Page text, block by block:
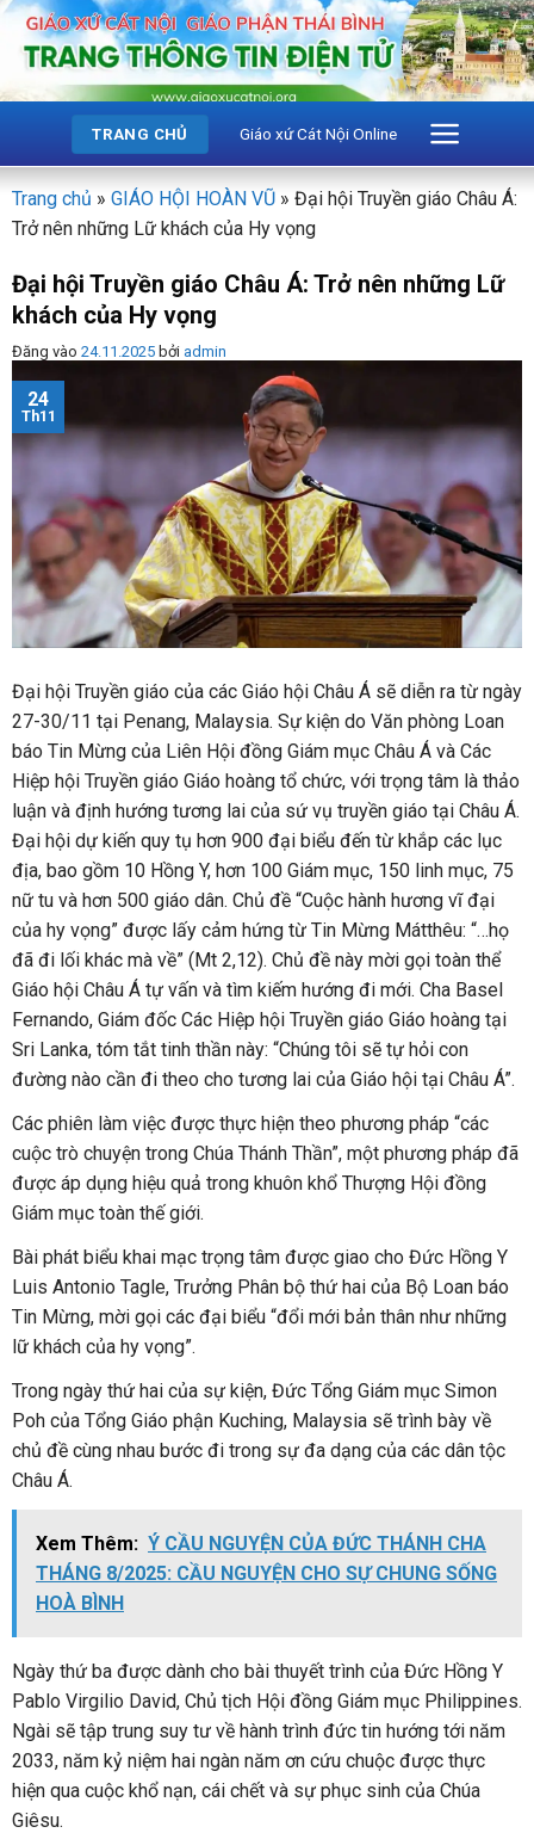
Bỏ
qua
dung
TRANG CHỦ Giáo xứ Cát Nội Online
Trang chủ » GIÁO HỘI HOÀN VŨ » Đại hội Truyền giáo Châu Á:
Trở nên những Lữ khách của Hy vọng
Đại hội Truyền giáo Châu Á: Trở nên những Lữ
khách của Hy vọng
Đăng vào 24.11.2025 bởi admin
24
Th11
Đại hội Truyền giáo của các Giáo hội Châu Á sẽ diễn ra từ ngày
27-30/11 tại Penang, Malaysia. Sự kiện do Văn phòng Loan
báo Tin Mừng của Liên Hội đồng Giám mục Châu Á và Các
Hiệp hội Truyền giáo Giáo hoàng tổ chức, với trọng tâm là thảo
luận và định hướng tương lai của sứ vụ truyền giáo tại Châu Á.
Đại hội dự kiến quy tụ hơn 900 đại biểu đến từ khắp các lục
địa, bao gồm 10 Hồng Y, hơn 100 Giám mục, 150 linh mục, 75
nữ tu và hơn 500 giáo dân. Chủ đề “Cuộc hành hương vĩ đại
của hy vọng” được lấy cảm hứng từ Tin Mừng Mátthêu: “…họ
đã đi lối khác mà về” (Mt 2,12). Chủ đề này mời gọi toàn thể
Giáo hội Châu Á tự vấn và tìm kiếm hướng đi mới. Cha Basel
Fernando, Giám đốc Các Hiệp hội Truyền giáo Giáo hoàng tại
Sri Lanka, tóm tắt tinh thần này: “Chúng tôi sẽ tự hỏi con
đường nào cần đi theo cho tương lai của Giáo hội tại Châu Á”.
Các phiên làm việc được thực hiện theo phương pháp “các
cuộc trò chuyện trong Chúa Thánh Thần”, một phương pháp đã
được áp dụng hiệu quả trong khuôn khổ Thượng Hội đồng
Giám mục toàn thế giới.
Bài phát biểu khai mạc trọng tâm được giao cho Đức Hồng Y
Luis Antonio Tagle, Trưởng Phân bộ thứ hai của Bộ Loan báo
Tin Mừng, mời gọi các đại biểu “đổi mới bản thân như những
lữ khách của hy vọng”.
Trong ngày thứ hai của sự kiện, Đức Tổng Giám mục Simon
Poh của Tổng Giáo phận Kuching, Malaysia sẽ trình bày về
chủ đề cùng nhau bước đi trong sự đa dạng của các dân tộc
Châu Á.
Xem Thêm: Ý CẦU NGUYỆN CỦA ĐỨC THÁNH CHA
THÁNG 8/2025: CẦU NGUYỆN CHO SỰ CHUNG SỐNG
HOÀ BÌNH
Ngày thứ ba được dành cho bài thuyết trình của Đức Hồng Y
Pablo Virgilio David, Chủ tịch Hội đồng Giám mục Philippines.
Ngài sẽ tập trung suy tư về hành trình đức tin hướng tới năm
2033, năm kỷ niệm hai ngàn năm ơn cứu chuộc được thực
hiện qua cuộc khổ nạn, cái chết và sự phục sinh của Chúa
Giêsu.